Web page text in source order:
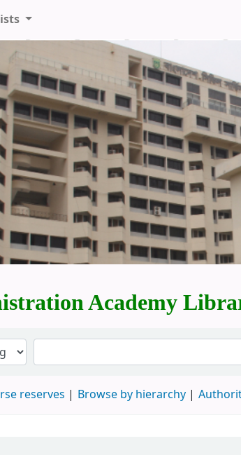
Library
Academy
reserves Browse by hierarchy